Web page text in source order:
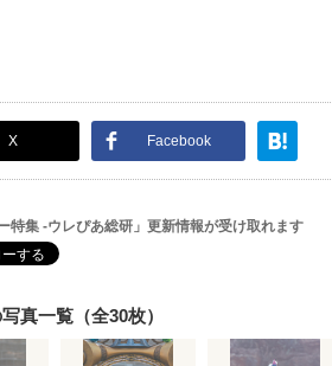
X Facebook
特集 -ウレぴあ総研」更新情報が受け取れます
真一覧（全30枚）